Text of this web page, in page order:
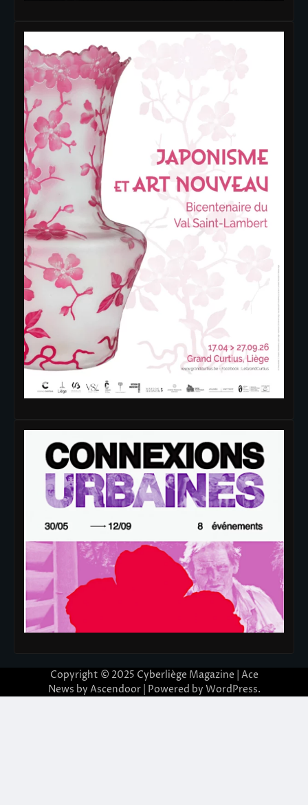
Copyright © 2025 Cyberliège Magazine | Ace
News by Ascendoor| Powered by WordPress.